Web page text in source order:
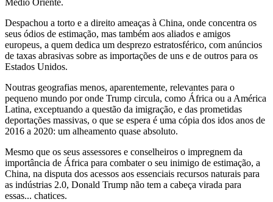
Médio Oriente.
Despachou a torto e a direito ameaças à China, onde concentra os
seus ódios de estimação, mas também aos aliados e amigos
europeus, a quem dedica um desprezo estratosférico, com anúncios
de taxas abrasivas sobre as importações de uns e de outros para os
Estados Unidos.
Noutras geografias menos, aparentemente, relevantes para o
pequeno mundo por onde Trump circula, como África ou a América
Latina, exceptuando a questão da imigração, e das prometidas
deportações massivas, o que se espera é uma cópia dos idos anos de
2016 a 2020: um alheamento quase absoluto.
Mesmo que os seus assessores e conselheiros o impregnem da
importância de África para combater o seu inimigo de estimação, a
China, na disputa dos acessos aos essenciais recursos naturais para
as indústrias 2.0, Donald Trump não tem a cabeça virada para
essas... chatices.